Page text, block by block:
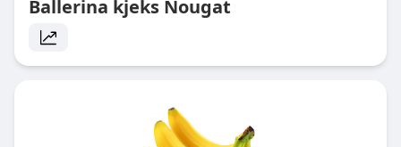
Ballerina kjeks Nougat